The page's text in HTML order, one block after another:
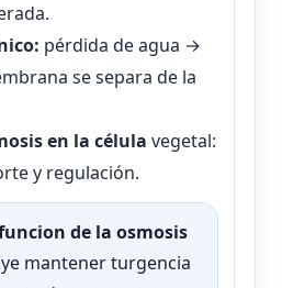
pérdida de agua →
se separa de la
en la célula vegetal:
y regulación.
de la osmosis
mantener turgencia